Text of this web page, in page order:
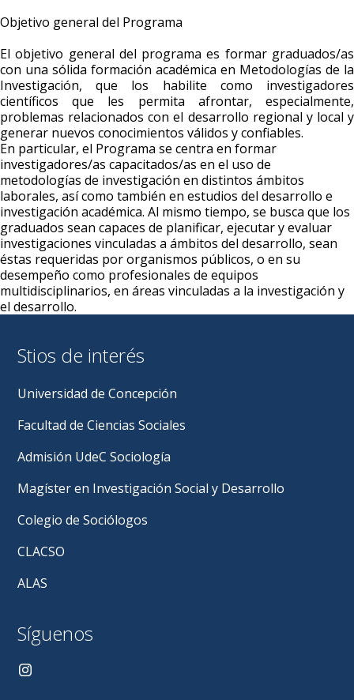
Objetivo general del Programa
El objetivo general del programa es formar graduados/as
con una sólida formación académica en Metodologías de la
Investigación, que los habilite como investigadores
científicos que les permita afrontar, especialmente,
problemas relacionados con el desarrollo regional y local y
generar nuevos conocimientos válidos y confiables.
En particular, el Programa se centra en formar
investigadores/as capacitados/as en el uso de
metodologías de investigación en distintos ámbitos
laborales, así como también en estudios del desarrollo e
investigación académica. Al mismo tiempo, se busca que los
graduados sean capaces de planificar, ejecutar y evaluar
investigaciones vinculadas a ámbitos del desarrollo, sean
éstas requeridas por organismos públicos, o en su
desempeño como profesionales de equipos
multidisciplinarios, en áreas vinculadas a la investigación y
el desarrollo.
Stios de interés
Universidad de Concepción
Facultad de Ciencias Sociales
Admisión UdeC Sociología
Magíster en Investigación Social y Desarrollo
Colegio de Sociólogos
CLACSO
ALAS
Síguenos